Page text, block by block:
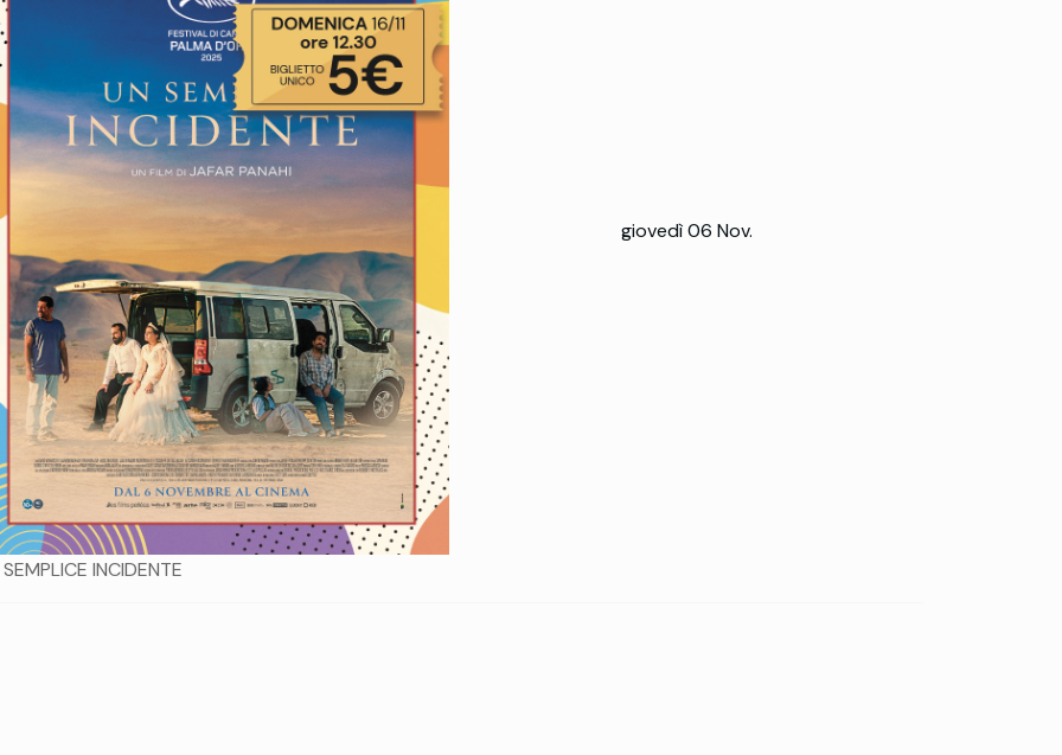
INCIDENTE
giovedì 06 Nov.